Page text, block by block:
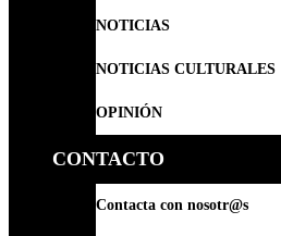
NOTICIAS
NOTICIAS CULTURALES
OPINIÓN
CONTACTO
Contacta con nosotr@s